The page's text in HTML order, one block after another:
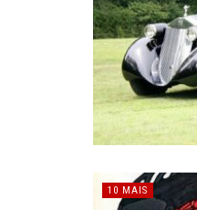
10 MAIS